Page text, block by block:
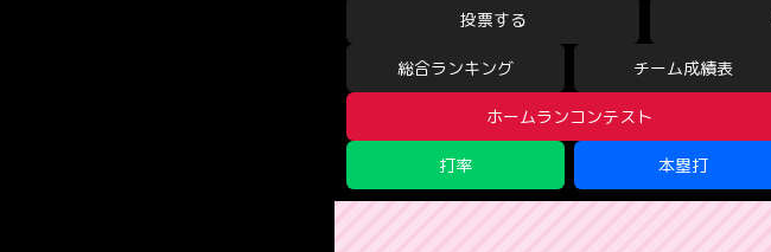
投票する
総合ランキング チーム成績表
ホームランコンテスト
打率 本塁打